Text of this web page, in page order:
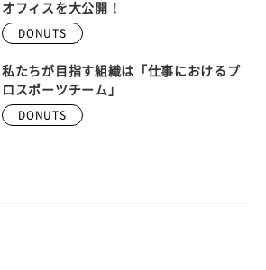
オフィスを大公開！
DONUTS
私たちが目指す組織は「仕事におけるプ
ロスポーツチーム」
DONUTS